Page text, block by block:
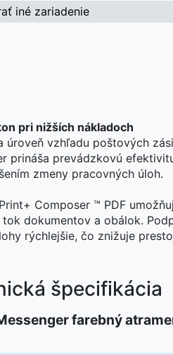
iné zariadenie
pri nižších nákladoch
úroveň vzhľadu poštových
prináša prevádzkovú
zmeny pracovných úloh.
Composer ™ PDF
dokumentov a obálok.
rýchlejšie, čo znižuje
špecifikácia
farebný